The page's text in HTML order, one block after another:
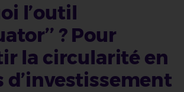
l’outil
? Pour
la circularité en
d’investissement